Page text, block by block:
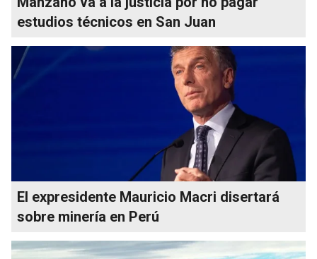
estudios técnicos en San Juan
El expresidente Mauricio Macri disertará
sobre minería en Perú